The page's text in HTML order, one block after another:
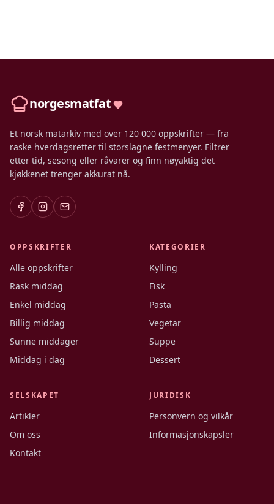
norgesmatfat
Et norsk matarkiv med over 120 000 oppskrifter — fra
raske hverdagsretter til storslagne festmenyer. Filtrer
etter tid, sesong eller råvarer og finn nøyaktig det
kjøkkenet trenger akkurat nå.
OPPSKRIFTER
Alle oppskrifter
Rask middag
Enkel middag
Billig middag
Sunne middager
Middag i dag
KATEGORIER
Kylling
Fisk
Pasta
Vegetar
Suppe
Dessert
SELSKAPET
Artikler
Om oss
Kontakt
JURIDISK
Personvern og vilkår
Informasjonskapsler